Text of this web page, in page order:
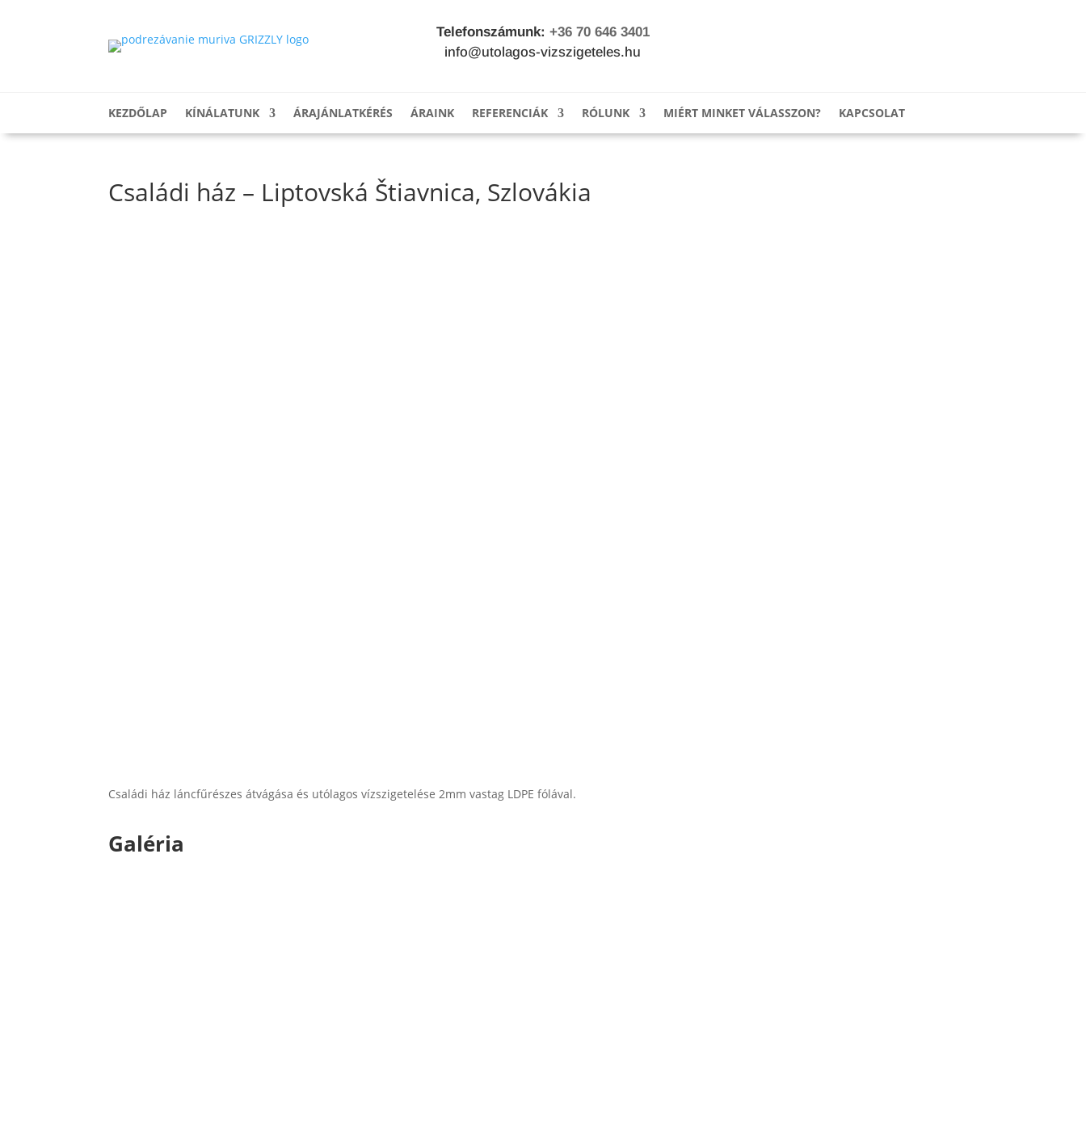
Telefonszámunk: +36 70 646 3401
info@utolagos-vizszigeteles.hu
KEZDŐLAP KÍNÁLATUNK ÁRAJÁNLATKÉRÉS ÁRAINK REFERENCIÁK RÓLUNK MIÉRT MINKET VÁLASSZON? KAPCSOLAT
Családi ház – Liptovská Štiavnica, Szlovákia
Családi ház láncfűrészes átvágása és utólagos vízszigetelése 2mm vastag LDPE fólával.
Galéria